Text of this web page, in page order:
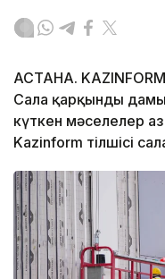
АСТАНА.
Сала қарқынды
күткен мәселелер
Kazinform тілшісі